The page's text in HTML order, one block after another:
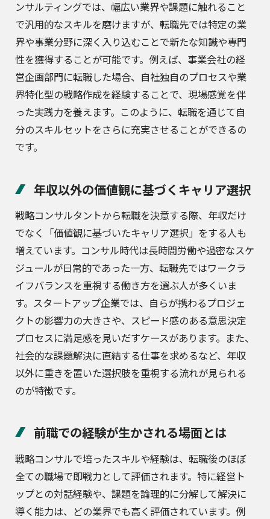
ンサルティングでは、幅広い業界や課題に触れること
で汎用的なスキルを磨けますが、転職先では特定の業
界や事業分野に深く入り込むことで新たな知識や専門
性を獲得することが可能です。例えば、事業会社の経
営企画部門に転職した場合、自社独自のプロセスや業
界特化型の戦略作成を経験することで、現場感覚を伴
った実践力を養えます。このように、転職を通じて自
分のスキルセットをさらに充実させることができるの
です。
年収以外の価値観に基づくキャリア選択
戦略コンサルタントから転職を決意する際、年収だけ
でなく「価値観に基づいたキャリア選択」をする人も
増えています。コンサル時代は長時間労働や過密なスケ
ジュールが日常的であった一方、転職先ではワークラ
イフバランスを重視する働き方を選ぶ人が多くいま
す。スタートアップ企業では、自らが携わるプロジェ
クトの影響力の大きさや、スピード感のある意思決定
プロセスに満足感を見いだすケースがあります。また、
社会的な課題解決に直結する仕事を求めるなど、年収
以外に重きを置いた選択肢を重視する流れが見られる
のが特徴です。
前職での経験が生かされる場面とは
戦略コンサルで培ったスキルや経験は、転職後のほぼ
全ての職場で即戦力として評価されます。特に経営ト
ップとの対話経験や、課題を論理的に分解して解決に
導く能力は、どの業界でも高く評価されています。例